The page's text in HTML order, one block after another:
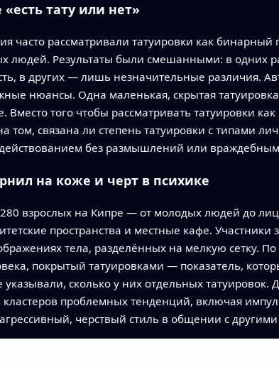
тату или нет»
часто рассматривали татуировки как
людей. Результаты были смешанными: в
в других — лишь незначительные различия.
нюансы. Одна маленькая, скрытая
Вместо того чтобы рассматривать татуировки
том, связана ли степень татуировки с типами
без размышлений или
на коже и черт в психике
взрослых на Кипре — от молодых людей до
пространства и местные кафе.
тела, разделённых на мелкую сетку.
покрытый татуировками — показатель,
сколько у них отдельных
проблемных тенденций, включая
черствый стиль в общении с